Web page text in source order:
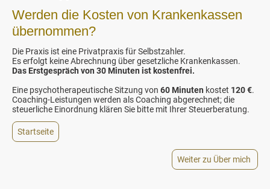
Werden die Kosten von Krankenkassen
übernommen?
Die Praxis ist eine Privatpraxis für Selbstzahler.
Es erfolgt keine Abrechnung über gesetzliche Krankenkassen.
Das Erstgespräch von 30 Minuten ist kostenfrei.
Eine psychotherapeutische Sitzung von 60 Minuten kostet 120 €.
Coaching-Leistungen werden als Coaching abgerechnet; die
steuerliche Einordnung klären Sie bitte mit Ihrer Steuerberatung.
Startseite
Weiter zu Über mich